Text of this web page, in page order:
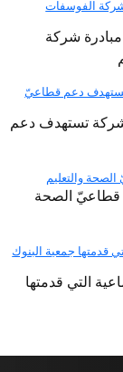
شركة
تستهدف دعم
قطاعيّ الصحة
التي قدمتها